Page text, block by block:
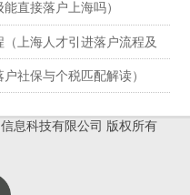
直接落户上海吗）
上海人才引进落户流程及
社保与个税匹配解读）
息科技有限公司 版权所有